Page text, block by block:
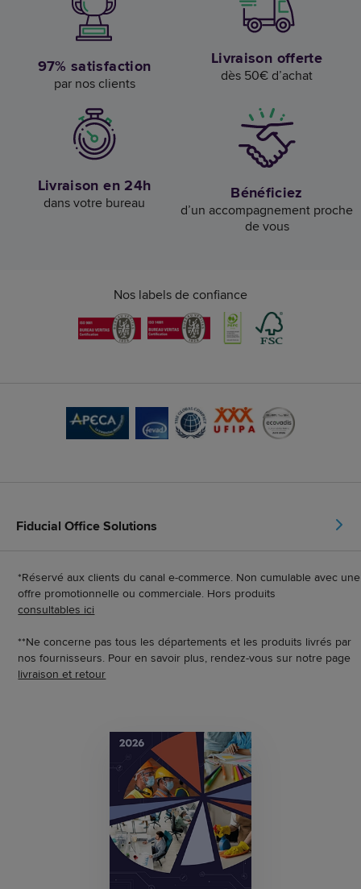
97% satisfaction
par nos clients
Livraison offerte
dès 50€ d’achat
Livraison en 24h
dans votre bureau Bénéficiez
d’un accompagnement proche
de vous
Nos labels de confiance
Fiducial Office Solutions
*Réservé aux clients du canal e-commerce. Non cumulable avec une
offre promotionnelle ou commerciale. Hors produits
consultables ici
**Ne concerne pas tous les départements et les produits livrés par
nos fournisseurs. Pour en savoir plus, rendez-vous sur notre page
livraison et retour